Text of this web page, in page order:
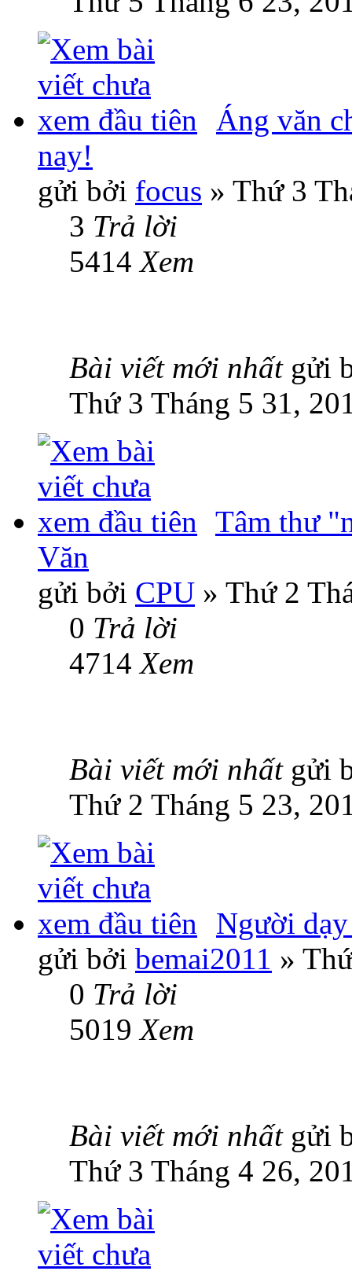
Áng văn
nay!
gửi bởi focus » Thứ 3
3 Trả lời
5414Xem
Bài viết mới nhất gửi
Thứ 3 Tháng 5 31,
Tâm thư
Văn
gửi bởi CPU » Thứ 2
0 Trả lời
4714Xem
Bài viết mới nhất gửi
Thứ 2 Tháng 5 23,
Người
gửi bởi bemai2011 »
0 Trả lời
5019Xem
Bài viết mới nhất gửi
Thứ 3 Tháng 4 26,